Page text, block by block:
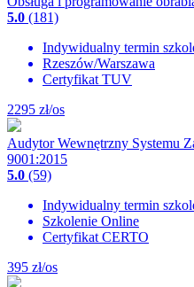
5.0 (181)
Indywidualny termin
Rzeszów/Warszawa
Certyfikat TUV
2295 zł/os
Audytor Wewnętrzny Systemu
9001:2015
5.0 (59)
Indywidualny termin
Szkolenie Online
Certyfikat CERTO
395 zł/os